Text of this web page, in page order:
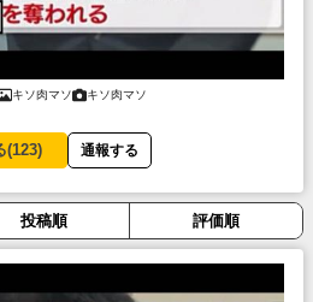
キソ肉マソ キソ肉マソ
(123) 通報する
投稿順 評価順